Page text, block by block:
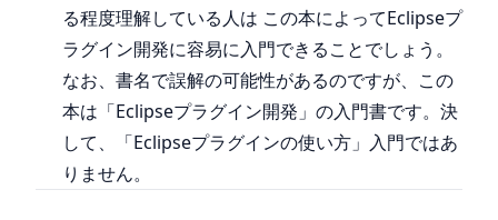
る程度理解している人は この本によってEclipseプ
ラグイン開発に容易に入門できることでしょう。
なお、書名で誤解の可能性があるのですが、この
本は「Eclipseプラグイン開発」の入門書です。決
して、「Eclipseプラグインの使い方」入門ではあ
りません。